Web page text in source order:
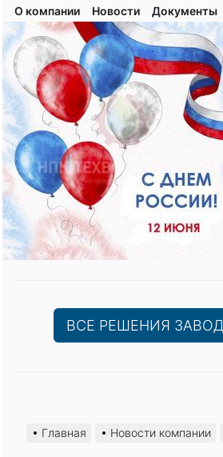
ВСЕ РЕШЕНИЯ
Главная Новости компании
О компании Новости Документы